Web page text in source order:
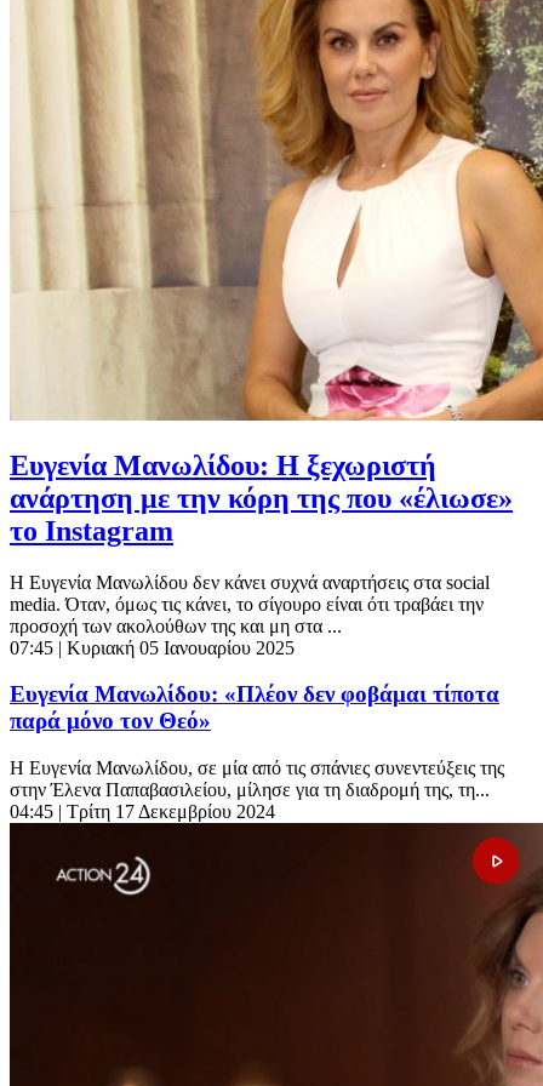
Ευγενία Μανωλίδου: Η ξεχωριστή
ανάρτηση με την κόρη της που «έλιωσε»
το Instagram
Η Ευγενία Μανωλίδου δεν κάνει συχνά αναρτήσεις στα social
media. Όταν, όμως τις κάνει, το σίγουρο είναι ότι τραβάει την
προσοχή των ακολούθων της και μη στα ...
07:45 | Κυριακή 05 Ιανουαρίου 2025
Ευγενία Μανωλίδου: «Πλέον δεν φοβάμαι τίποτα
παρά μόνο τον Θεό»
Η Ευγενία Μανωλίδου, σε μία από τις σπάνιες συνεντεύξεις της
στην Έλενα Παπαβασιλείου, μίλησε για τη διαδρομή της, τη...
04:45 | Τρίτη 17 Δεκεμβρίου 2024